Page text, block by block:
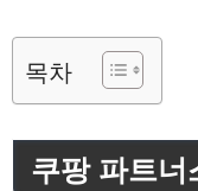
목차
쿠팡 파트너